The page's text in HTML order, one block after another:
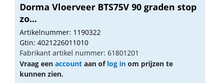
Dorma Vloerveer BTS75V 90 graden stop
zo...
Artikelnummer: 1190322
Gtin: 4021226011010
Fabrikant artikel nummer: 61801201
Vraag een account aan of log in om prijzen te
kunnen zien.